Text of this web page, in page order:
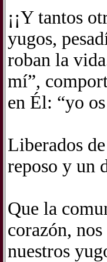
¡¡Y tantos
yugos,
roban la
mí”,
en Él: “yo
Liberados
reposo y un
Que la
corazón,
nuestros